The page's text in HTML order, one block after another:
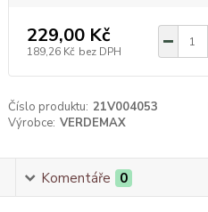
229,00 Kč
189,26 Kč bez DPH
Číslo produktu: 21V004053
Výrobce: VERDEMAX
Komentáře 0